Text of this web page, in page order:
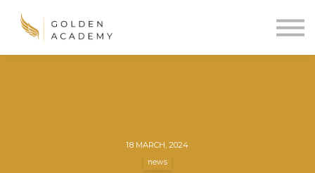
18 MARCH, 2024
news